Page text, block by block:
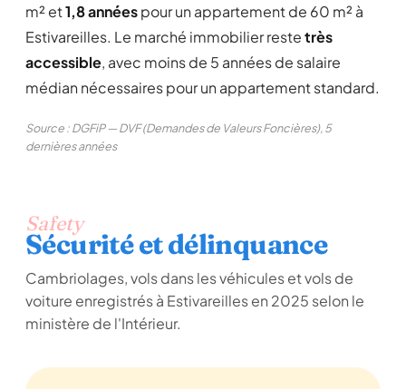
m² et1,8 annéespour un appartement de 60 m² à
Estivareilles. Le marché immobilier restetrès
accessible, avec moins de 5 années de salaire
médian nécessaires pour un appartement standard.
Source : DGFiP — DVF (Demandes de Valeurs Foncières), 5
dernières années
Safety
Sécurité et délinquance
Cambriolages, vols dans les véhicules et vols de
voiture enregistrés à Estivareilles en 2025 selon le
ministère de l'Intérieur.